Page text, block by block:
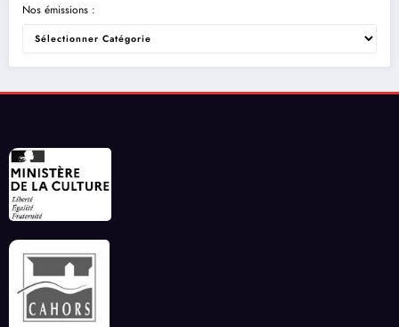
Nos émissions :